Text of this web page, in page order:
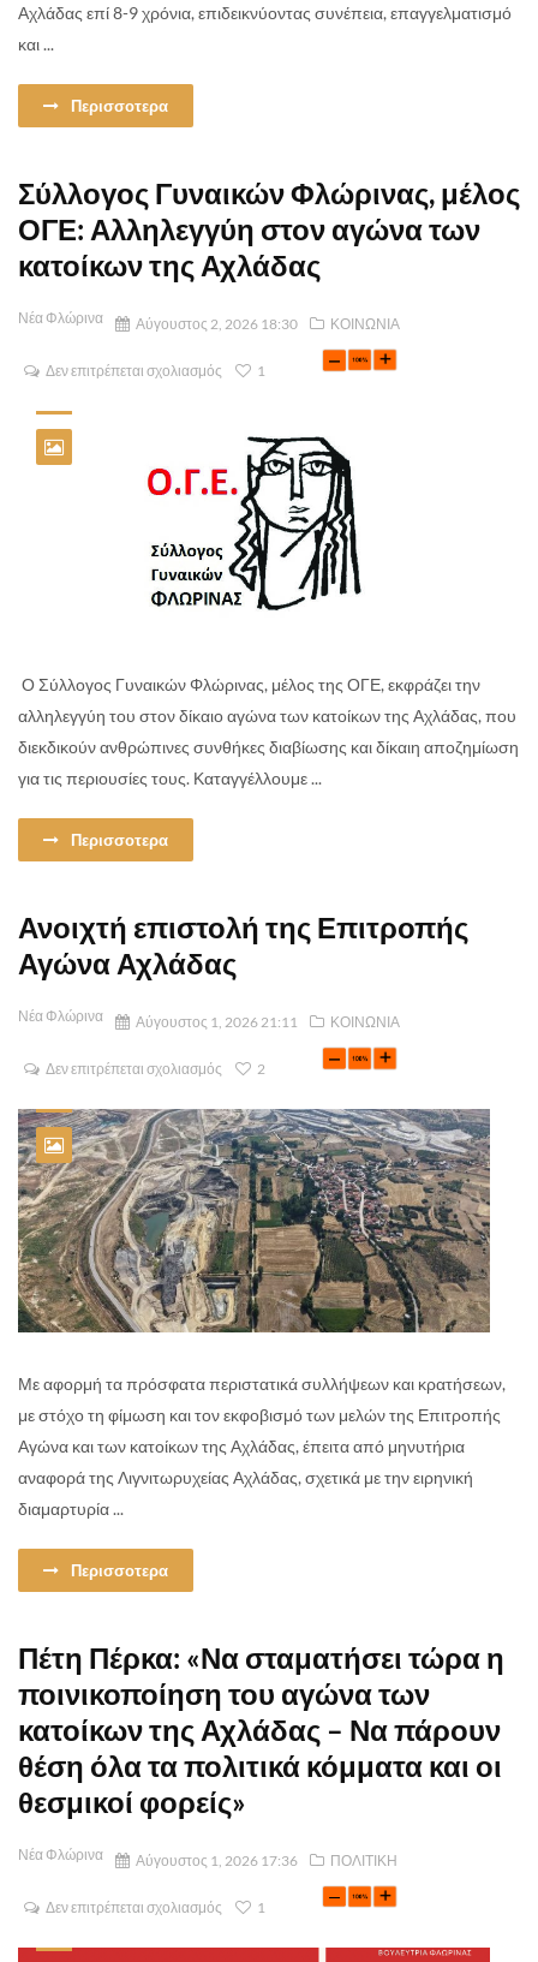
Αχλάδας επί 8-9 χρόνια, επιδεικνύοντας συνέπεια, επαγγελματισμό
και ...
Περισσοτερα
Σύλλογος Γυναικών Φλώρινας, μέλος
ΟΓΕ: Αλληλεγγύη στον αγώνα των
κατοίκων της Αχλάδας
Νέα Φλώρινα Αύγουστος 2, 2026 18:30 ΚΟΙΝΩΝΙΑ
Δεν επιτρέπεται σχολιασμός 1
Ο Σύλλογος Γυναικών Φλώρινας, μέλος της ΟΓΕ, εκφράζει την
αλληλεγγύη του στον δίκαιο αγώνα των κατοίκων της Αχλάδας, που
διεκδικούν ανθρώπινες συνθήκες διαβίωσης και δίκαιη αποζημίωση
για τις περιουσίες τους. Καταγγέλλουμε ...
Περισσοτερα
Ανοιχτή επιστολή της Επιτροπής
Αγώνα Αχλάδας
Νέα Φλώρινα Αύγουστος 1, 2026 21:11 ΚΟΙΝΩΝΙΑ
Δεν επιτρέπεται σχολιασμός 2
Με αφορμή τα πρόσφατα περιστατικά συλλήψεων και κρατήσεων,
με στόχο τη φίμωση και τον εκφοβισμό των μελών της Επιτροπής
Αγώνα και των κατοίκων της Αχλάδας, έπειτα από μηνυτήρια
αναφορά της Λιγνιτωρυχείας Αχλάδας, σχετικά με την ειρηνική
διαμαρτυρία ...
Περισσοτερα
Πέτη Πέρκα: «Να σταματήσει τώρα η
ποινικοποίηση του αγώνα των
κατοίκων της Αχλάδας – Να πάρουν
θέση όλα τα πολιτικά κόμματα και οι
θεσμικοί φορείς»
Νέα Φλώρινα Αύγουστος 1, 2026 17:36 ΠΟΛΙΤΙΚΗ
Δεν επιτρέπεται σχολιασμός 1